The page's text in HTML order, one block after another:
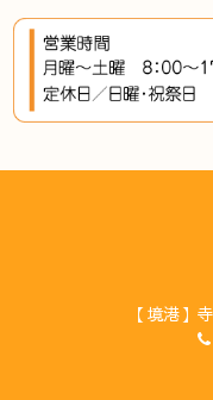
【境港】